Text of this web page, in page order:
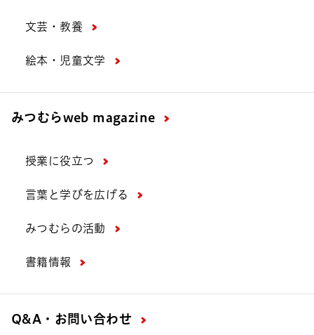
文芸・教養
絵本・児童文学
みつむらweb magazine
授業に役立つ
言葉と学びを広げる
みつむらの活動
書籍情報
Q&A・お問い合わせ